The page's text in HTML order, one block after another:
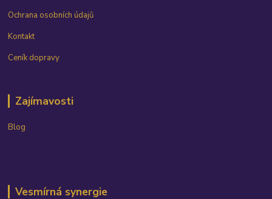
Ochrana osobních údajů
Kontakt
Ceník dopravy
Zajímavosti
Blog
Vesmírná synergie